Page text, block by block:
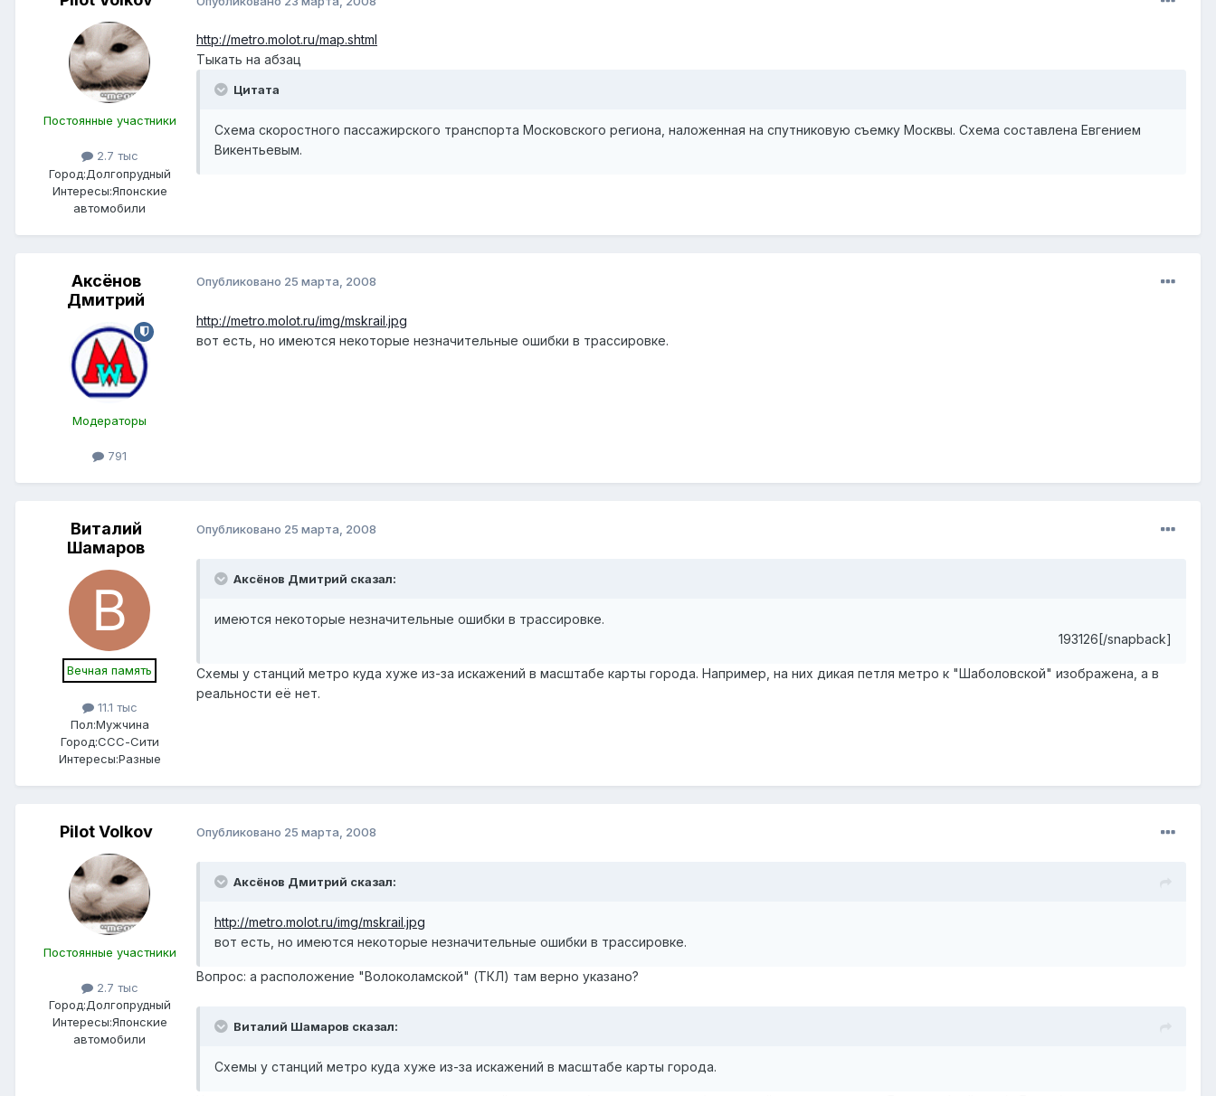
Постоянные участники
2.7 тыс
Город:Долгопрудный
Интересы:Японские
автомобили
http://metro.molot.ru/map.shtml
Тыкать на абзац
Цитата
Схема скоростного пассажирского транспорта Московского региона, наложенная на спутниковую съемку Москвы. Схема составлена Евгением
Викентьевым.
Аксёнов
Дмитрий
Модераторы
791
Опубликовано 25 марта, 2008
http://metro.molot.ru/img/mskrail.jpg
вот есть, но имеются некоторые незначительные ошибки в трассировке.
Виталий
Шамаров
Вечная память
11.1 тыс
Пол:Мужчина
Город:ССС-Сити
Интересы:Разные
Опубликовано 25 марта, 2008
Аксёнов Дмитрий сказал:
имеются некоторые незначительные ошибки в трассировке.
193126[/snapback]
Схемы у станций метро куда хуже из-за искажений в масштабе карты города. Например, на них дикая петля метро к "Шаболовской" изображена, а в
реальности её нет.
Pilot Volkov
Постоянные участники
2.7 тыс
Город:Долгопрудный
Интересы:Японские
автомобили
Опубликовано 25 марта, 2008
Аксёнов Дмитрий сказал:
http://metro.molot.ru/img/mskrail.jpg
вот есть, но имеются некоторые незначительные ошибки в трассировке.
Вопрос: а расположение "Волоколамской" (ТКЛ) там верно указано?
Виталий Шамаров сказал:
Схемы у станций метро куда хуже из-за искажений в масштабе карты города.